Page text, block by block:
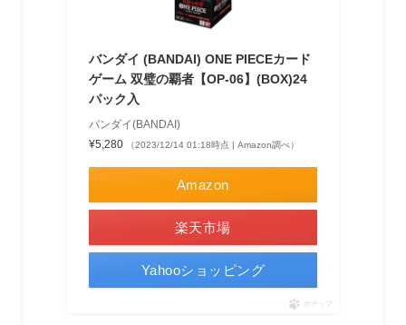
バンダイ (BANDAI) ONE PIECEカード
ゲーム 双璧の覇者【OP-06】(BOX)24
パック入
バンダイ(BANDAI)
¥5,280
（2023/12/14 01:18時点 | Amazon調べ）
Amazon
楽天市場
Yahooショッピング
ポチップ